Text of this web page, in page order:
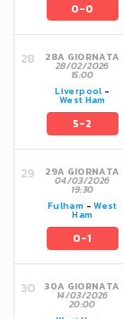
0-0
28A GIORNATA
28/02/2026
15:00
Liverpool -
West Ham
5-2
29A GIORNATA
04/03/2026
19:30
Fulham -West
Ham
0-1
30A GIORNATA
14/03/2026
20:00